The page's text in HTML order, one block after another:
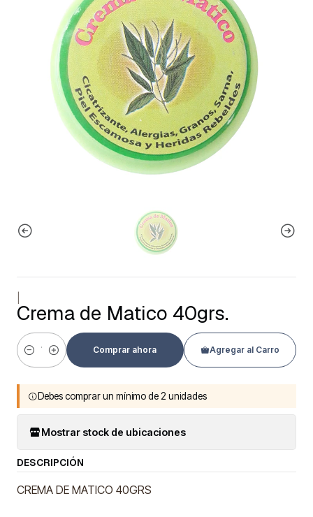
Crema de Matico 40grs.
Cantidad
Agregar al Carro
Comprar ahora
Debes comprar un mínimo de 2 unidades
Mostrar stock de ubicaciones
DESCRIPCIÓN
CREMA DE MATICO 40GRS